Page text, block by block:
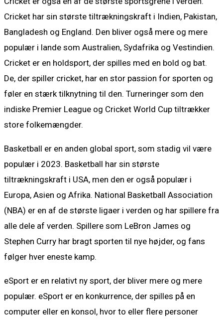
Cricket har sin største tiltrækningskraft i Indien, Pakistan,
Bangladesh og England. Den bliver også mere og mere
populær i lande som Australien, Sydafrika og Vestindien.
Cricket er en holdsport, der spilles med en bold og bat.
De, der spiller cricket, har en stor passion for sporten og
føler en stærk tilknytning til den. Turneringer som den
indiske Premier League og Cricket World Cup tiltrækker
store folkemængder.
Basketball er en anden global sport, som stadig vil være
populær i 2023. Basketball har sin største
tiltrækningskraft i USA, men den er også populær i
Europa, Asien og Afrika. National Basketball Association
(NBA) er en af de største ligaer i verden og har spillere fra
alle dele af verden. Spillere som LeBron James og
Stephen Curry har bragt sporten til nye højder, og fans
følger hver eneste kamp.
eSport er en relativt ny sport, der bliver mere og mere
populær. eSport er en konkurrence, der spilles på en
computer eller en konsol, hvor to eller flere personer